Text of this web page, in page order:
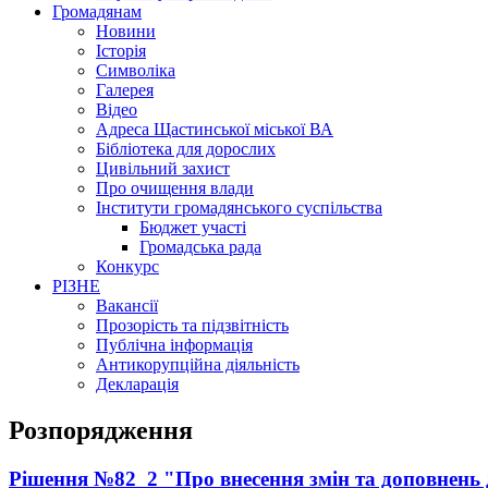
Громадянам
Новини
Історія
Символіка
Галерея
Відео
Адреса Щастинської міської ВА
Бібліотека для дорослих
Цивільний захист
Про очищення влади
Інститути громадянського суспільства
Бюджет участі
Громадська рада
Конкурс
РІЗНЕ
Вакансії
Прозорість та підзвітність
Публічна інформація
Антикорупційна діяльність
Декларація
Розпорядження
Рішення №82_2 "Про внесення змін та